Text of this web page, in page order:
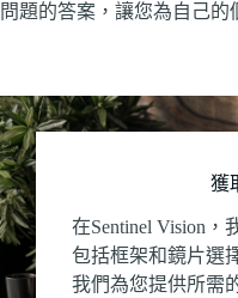
問題的答案，讓您為自己的
獲
在Sentinel Vision，
包括框架和鏡片選
我們為您提供所需